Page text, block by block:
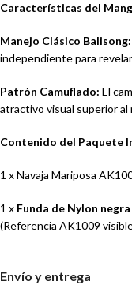
Características del
Manejo Clásico Balisong:
independiente para
Patrón Camuflado: El
atractivo visual superior al
Contenido del Paquete
1 x Navaja Mariposa
1 x Funda de Nylon negra
(Referencia AK1009
Envío y entrega